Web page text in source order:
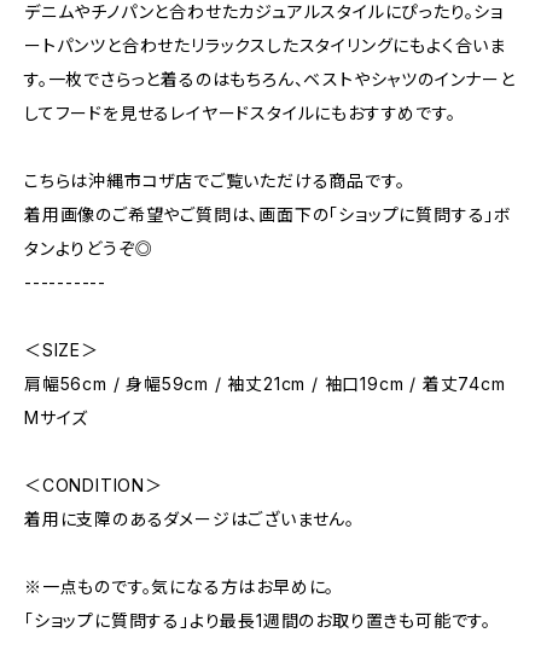
デニムやチノパンと合わせたカジュアルスタイルにぴったり。ショ
ートパンツと合わせたリラックスしたスタイリングにもよく合いま
す。一枚でさらっと着るのはもちろん、ベストやシャツのインナーと
してフードを見せるレイヤードスタイルにもおすすめです。
こちらは沖縄市コザ店でご覧いただける商品です。
着用画像のご希望やご質問は、画面下の「ショップに質問する」ボ
タンよりどうぞ◎
----------
＜SIZE＞
肩幅56cm / 身幅59cm / 袖丈21cm / 袖口19cm / 着丈74cm
Mサイズ
＜CONDITION＞
着用に支障のあるダメージはございません。
※一点ものです。気になる方はお早めに。
「ショップに質問する」より最長1週間のお取り置きも可能です。